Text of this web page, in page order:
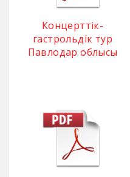
Концерттік-
гастрольдік тур
Павлодар облысы